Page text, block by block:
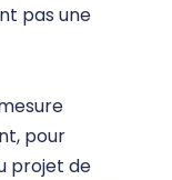
pas une
pour
projet de